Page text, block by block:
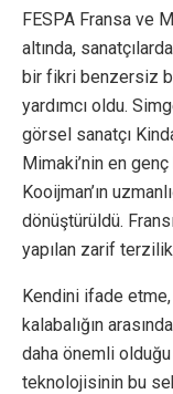
FESPA Fransa ve
altında,
bir fikri benzersiz
yardımcı oldu.
görsel sanatçı
Mimaki’nin en
Kooijman’ın
dönüştürüldü.
yapılan zarif
Kendini ifade
kalabalığın
daha önemli
teknolojisinin bu